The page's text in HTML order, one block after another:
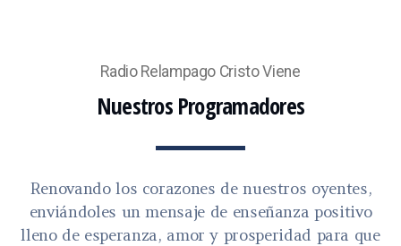
Radio Relampago Cristo Viene
Nuestros Programadores
Renovando los corazones de nuestros oyentes,
enviándoles un mensaje de enseñanza positivo
lleno de esperanza, amor y prosperidad para que